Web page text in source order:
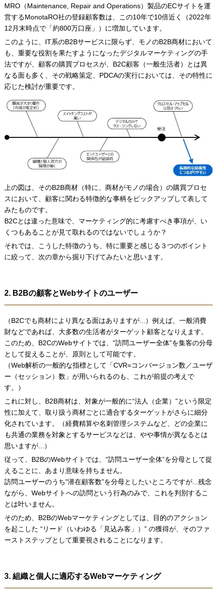
MRO（Maintenance, Repair and Operations）製品のECサイトを運
営するMonotaRO社の登録顧客数は、この10年で10倍近く（2022年
12月末時点で「約800万口座」）に増加しています。
このように、IT系のB2Bサービスに限らず、モノのB2B商材において
も、重要な役割を果たすようになったデジタルマーケティングの手
法ですが、顧客の購買プロセスが、B2C顧客（一般生活者）とは異
なる面も多く、その戦略策定、PDCAの実行においては、その特性に
応じた検討が重要です。
上の図は、そのB2B商材（特に、商材がモノの場合）の購買プロセ
スにおいて、顧客に関わる特徴的な事柄をピックアップして表して
みたものです。
B2Cとは違った意味で、マーケティング的に考慮すべき事項が、い
くつもあることが見て取れるのではないでしょうか？
それでは、こうした特徴のうち、特に重要と感じる３つのポイント
に絞って、次の章から掘り下げてみたいと思います。
2. B2Bの顧客とWebサイトのユーザー
（B2Cでも商材により異なる面はありますが...）例えば、一般消費
財などであれば、大多数の生活者がターゲット顧客となりえます。
このため、B2CのWebサイトでは、"訪問ユーザー全体”を集客の分母
として捉えることが、原則として可能です。
（Web解析の一般的な指標として「CVR=コンバージョン数／ユーザ
ー（セッション）数」が用いられるのも、これが前提の考えで
す。）
これに対し、B2B商材は、対象が一般的に“法人（企業）”という限定
性に加えて、取り扱う商材ごとに適合するターゲットがさらに細分
化されています。（経費精算や名刺管理システムなど、どの企業に
も共通の業務を対象とするサービスなどは、やや事情が異なるとは
思いますが...）
従って、B2BのWebサイトでは、"訪問ユーザー全体”を分母として捉
えることに、あまり意味を持ちません。
訪問ユーザーのうち"潜在顧客数”を分母としたいところですが...残念
ながら、Webサイトへの訪問という行為のみで、これを判別するこ
とは叶いません。
そのため、B2BのWebマーケティングとしては、目的のアクション
を起こした “リード（いわゆる「見込み客」）” の獲得が、そのファ
ーストステップとして重要視されることになります。
3. 組織と個人に適応するWebマーケティング